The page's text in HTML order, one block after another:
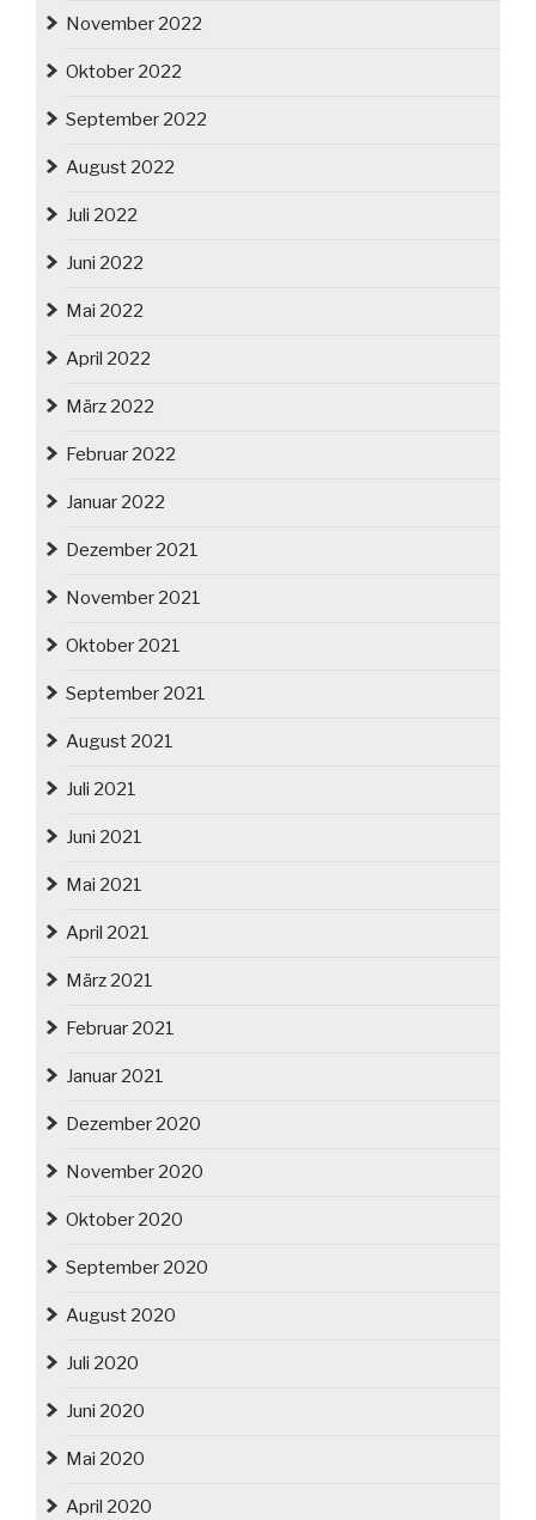
November 2022
Oktober 2022
September 2022
August 2022
Juli 2022
Juni 2022
Mai 2022
April 2022
März 2022
Februar 2022
Januar 2022
Dezember 2021
November 2021
Oktober 2021
September 2021
August 2021
Juli 2021
Juni 2021
Mai 2021
April 2021
März 2021
Februar 2021
Januar 2021
Dezember 2020
November 2020
Oktober 2020
September 2020
August 2020
Juli 2020
Juni 2020
Mai 2020
April 2020